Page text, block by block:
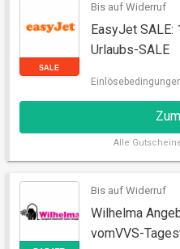
Bis auf Widerruf
EasyJet
Urlaubs-SALE
Alle
Bis auf Widerruf
Wilhelma
vomVVS-